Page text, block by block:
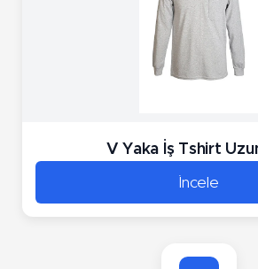
V Yaka İş Tshirt
İncele